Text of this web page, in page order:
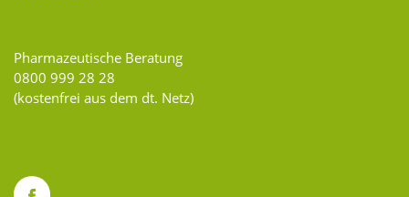
Pharmazeutische Beratung
0800 999 28 28
(kostenfrei aus dem dt. Netz)